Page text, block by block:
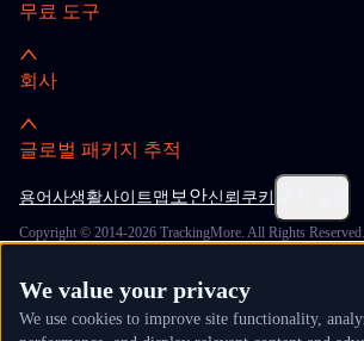
무료 도구
회사
글로벌 패키지 추적
용어 사생활사이트맵 보안신뢰 쿠키
Copyright © 2014-2026 TrackingMore. All Rights Reserved.
We value your privacy
We use cookies to improve site functionality,